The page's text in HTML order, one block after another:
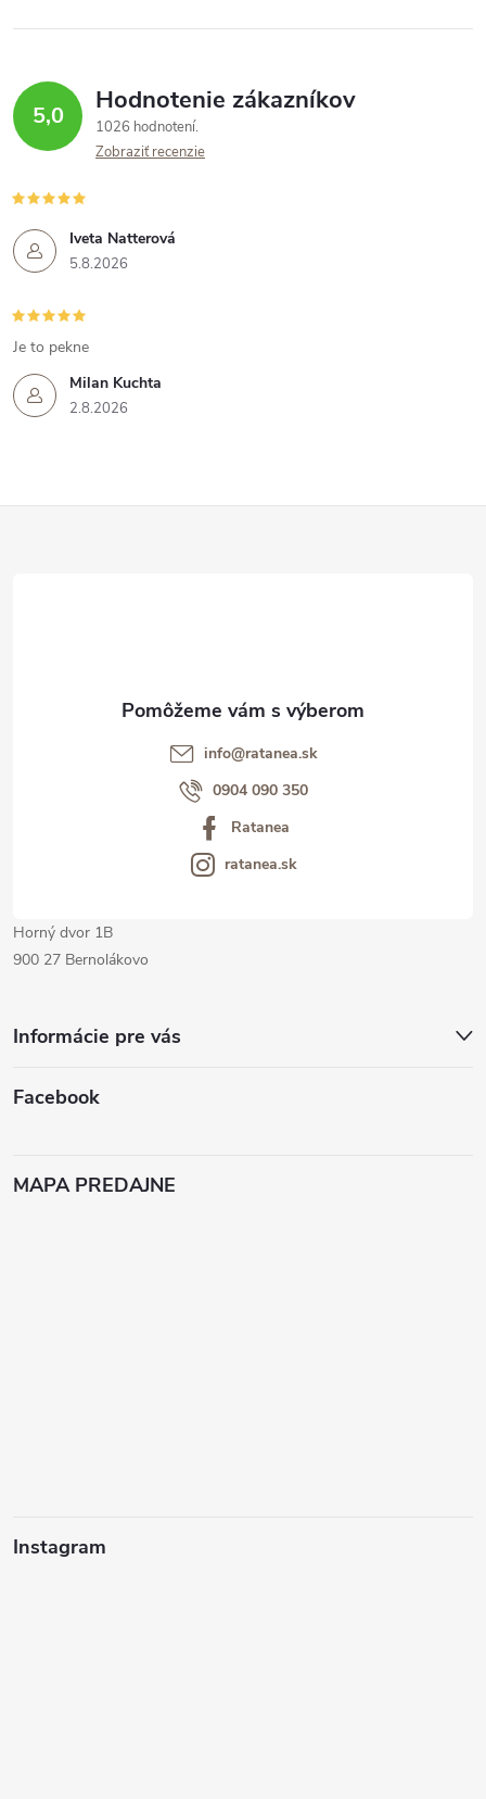
5,0 Hodnotenie zákazníkov
1026 hodnotení
Zobraziť recenzie
Iveta Natterová
5.8.2026
Milan Kuchta
2.8.2026
Je to pekne
Informácie pre vás
Facebook
info@ratanea.sk
0904 090 350
Ratanea
ratanea.sk
Horný dvor 1B
900 27 Bernolákovo
MAPA PREDAJNE
Instagram